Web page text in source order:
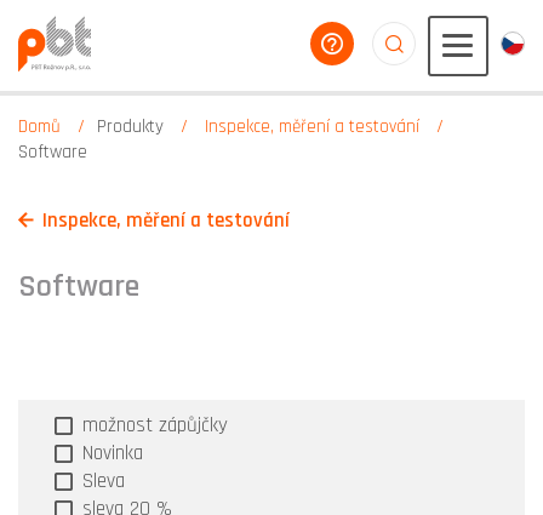
poradíme vám
Domů Produkty
Inspekce, měření a testování
Software
Inspekce, měření a testování
Software
možnost zápůjčky
Novinka
Sleva
sleva 20 %